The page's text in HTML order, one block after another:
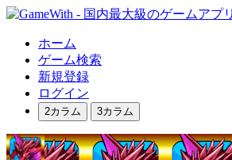
ホーム
ゲーム検索
新規登録
ログイン
2カラム 3カラム